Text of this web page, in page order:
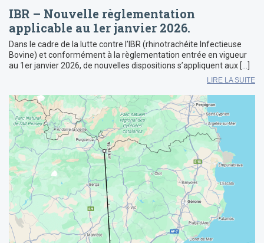
IBR – Nouvelle règlementation
applicable au 1er janvier 2026.
Dans le cadre de la lutte contre l’IBR (rhinotrachéite Infectieuse
Bovine) et conformément à la règlementation entrée en vigueur
au 1er janvier 2026, de nouvelles dispositions s’appliquent aux […]
LIRE LA SUITE